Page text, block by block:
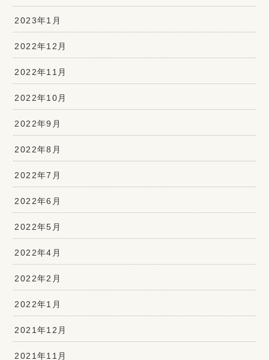
2023年1月
2022年12月
2022年11月
2022年10月
2022年9月
2022年8月
2022年7月
2022年6月
2022年5月
2022年4月
2022年2月
2022年1月
2021年12月
2021年11月